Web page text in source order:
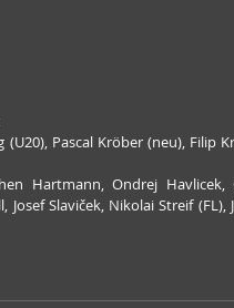
Pascal Kröber (neu), Filip
Hartmann, Ondrej
Slaviček, Nikolai Streif (FL),